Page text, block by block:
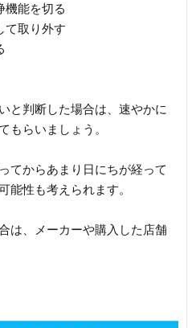
機能を切る
て取り外す
と判断した場合は、速やかに
もらいましょう。
てからあまり日にちが経って
能性も考えられます。
は、メーカーや購入した店舗